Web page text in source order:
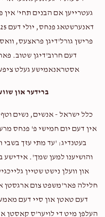
10
Abittan
Donors
5
Donors
געטרייען אם הבנים תחי' אין
פרישן גורל'דיגן פראצעס,
דעם חרוב'דיגן שטוב.
אסטראנאמישע געלט
ברידער און
כלל ישראל - אנשים, נשים
אין דעם יום חמישי פ' פנחס
בעטנדיג: 'עד מתי עזך בשבי
והושיענו למען שמך'. אידישע
און וועלן נישט שטיין
חלילה פאר'משפט צום ארגסטן
דעם טאטן און סיי דעם
העלפן מיט די לויער'ס קאסטן